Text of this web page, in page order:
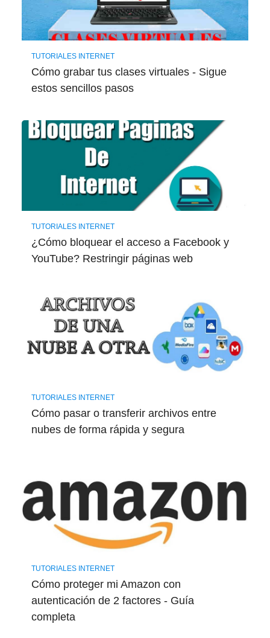
TUTORIALES INTERNET
Cómo grabar tus clases virtuales - Sigue
estos sencillos pasos
TUTORIALES INTERNET
¿Cómo bloquear el acceso a Facebook y
YouTube? Restringir páginas web
TUTORIALES INTERNET
Cómo pasar o transferir archivos entre
nubes de forma rápida y segura
TUTORIALES INTERNET
Cómo proteger mi Amazon con
autenticación de 2 factores - Guía ​
completa